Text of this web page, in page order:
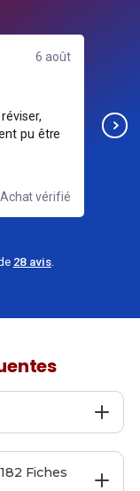
6 août
pu être
Achat vérifié
28 avis.
Fiches de
à préparer ton
Fiches